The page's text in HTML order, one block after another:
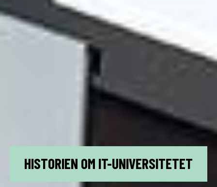
HISTORIEN OM IT-UNIVERSITETET